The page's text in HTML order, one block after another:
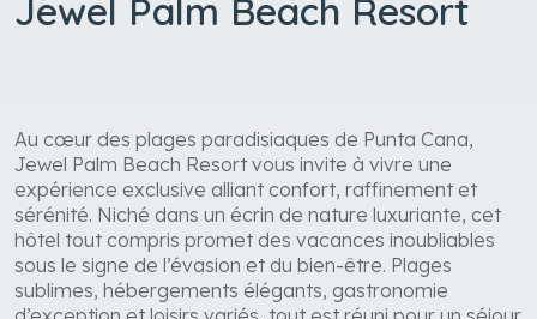
Luxe tropical et sérénité au
Au cœur des plages paradisiaques de Punta Cana,
Jewel Palm Beach Resort vous invite à vivre une
expérience exclusive alliant confort, raffinement et
sérénité. Niché dans un écrin de nature luxuriante, cet
hôtel tout compris promet des vacances inoubliables